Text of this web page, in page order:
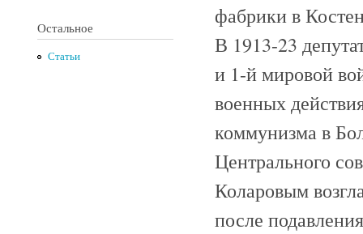
Остальное
Статьи
фабрики в
В 1913-23
и 1-й мировой
военных
коммунизма в
Центрального
Коларовым
после